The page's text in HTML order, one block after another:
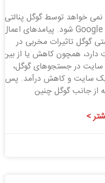
خواهد توسط گوگل پنالتی
Google Penalty شود. پیامدهای اعمال
گوگل تاثیرات مخربی در
همچون کاهش یا از بین
سایت در جستجوهای گوگل،
سایت و کاهش درآمد. پس
از جانب گوگل چنین
>